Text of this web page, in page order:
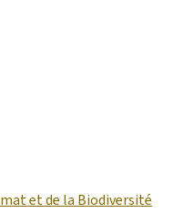
et de la Biodiversité